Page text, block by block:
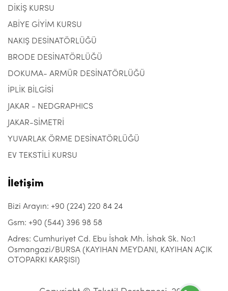
DİKİŞ KURSU
ABİYE GİYİM KURSU
NAKIŞ DESİNATÖRLÜĞÜ
BRODE DESİNATÖRLÜĞÜ
DOKUMA- ARMÜR DESİNATÖRLÜĞÜ
İPLİK BİLGİSİ
JAKAR - NEDGRAPHICS
JAKAR-SİMETRİ
YUVARLAK ÖRME DESİNATÖRLÜĞÜ
EV TEKSTİLİ KURSU
İletişim
Bizi Arayın: +90 (224) 220 84 24
Gsm: +90 (544) 396 98 58
Adres: Cumhuriyet Cd. Ebu İshak Mh. İshak Sk. No:1
Osmangazi/BURSA (KAYIHAN MEYDANI, KAYIHAN AÇIK
OTOPARKI KARŞISI)